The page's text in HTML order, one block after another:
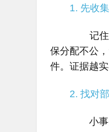
1. 先收
记住：
保分配不公
件。证据越
2. 找对
小事先